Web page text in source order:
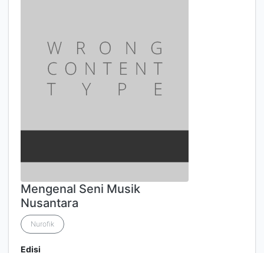
Mengenal Seni Musik
Nusantara
Nurofik
Edisi